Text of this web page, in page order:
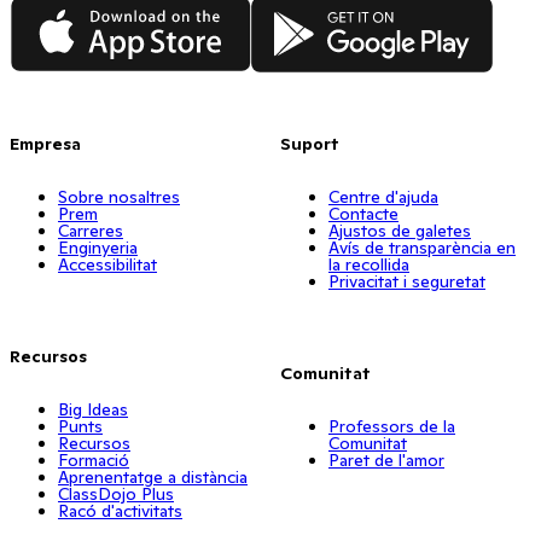
App Store Google Play
Empresa
Sobre nosaltres
Prem
Carreres
Enginyeria
Accessibilitat
Recursos
Big Ideas
Punts
Recursos
Formació
Aprenentatge a distància
ClassDojo Plus
Racó d'activitats
Suport
Centre d'ajuda
Contacte
Ajustos de galetes
Avís de transparència en
la recollida
Privacitat i seguretat
Comunitat
Professors de la
Comunitat
Paret de l'amor